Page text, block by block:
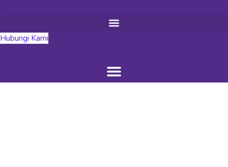
Hubungi Kami